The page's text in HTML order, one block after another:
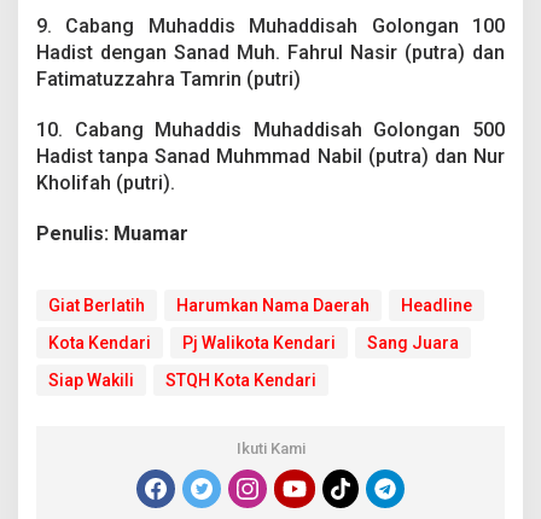
9. Cabang Muhaddis Muhaddisah Golongan 100
Hadist dengan Sanad Muh. Fahrul Nasir (putra) dan
Fatimatuzzahra Tamrin (putri)
10. Cabang Muhaddis Muhaddisah Golongan 500
Hadist tanpa Sanad Muhmmad Nabil (putra) dan Nur
Kholifah (putri).
Penulis: Muamar
Giat Berlatih Harumkan Nama Daerah
Headline
Kota Kendari
Pj Walikota Kendari
Sang Juara
Siap Wakili
STQH Kota Kendari
Ikuti Kami